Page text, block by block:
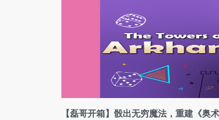
【磊哥开箱】骰出无穷魔法，重建《奥